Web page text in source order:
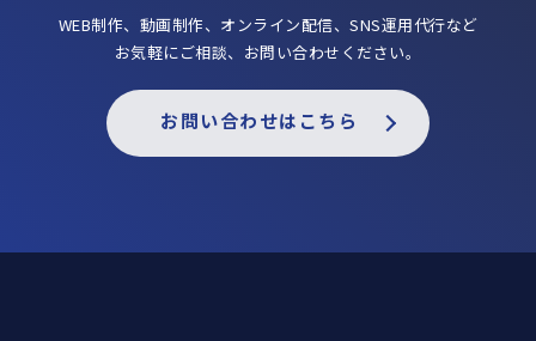
WEB制作、動画制作、オンライン配信、SNS運用代行など
お気軽にご相談、お問い合わせください。
お問い合わせはこちら